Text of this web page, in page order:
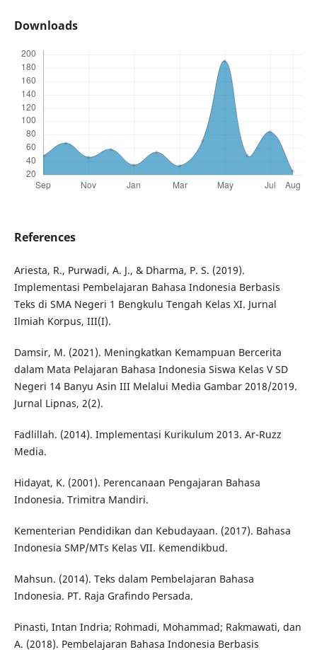
Downloads
References
Ariesta, R., Purwadi, A. J., & Dharma, P. S. (2019).
Implementasi Pembelajaran Bahasa Indonesia Berbasis
Teks di SMA Negeri 1 Bengkulu Tengah Kelas XI. Jurnal
Ilmiah Korpus, III(I).
Damsir, M. (2021). Meningkatkan Kemampuan Bercerita
dalam Mata Pelajaran Bahasa Indonesia Siswa Kelas V SD
Negeri 14 Banyu Asin III Melalui Media Gambar 2018/2019.
Jurnal Lipnas, 2(2).
Fadlillah. (2014). Implementasi Kurikulum 2013. Ar-Ruzz
Media.
Hidayat, K. (2001). Perencanaan Pengajaran Bahasa
Indonesia. Trimitra Mandiri.
Kementerian Pendidikan dan Kebudayaan. (2017). Bahasa
Indonesia SMP/MTs Kelas VII. Kemendikbud.
Mahsun. (2014). Teks dalam Pembelajaran Bahasa
Indonesia. PT. Raja Grafindo Persada.
Pinasti, Intan Indria; Rohmadi, Mohammad; Rakmawati, dan
A. (2018). Pembelajaran Bahasa Indonesia Berbasis